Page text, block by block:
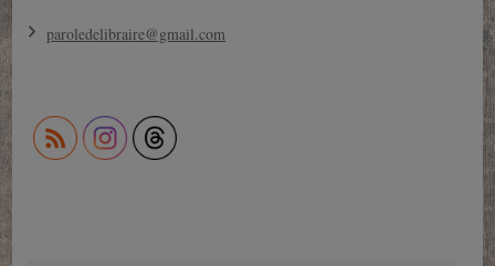
paroledelibraire@gmail.com